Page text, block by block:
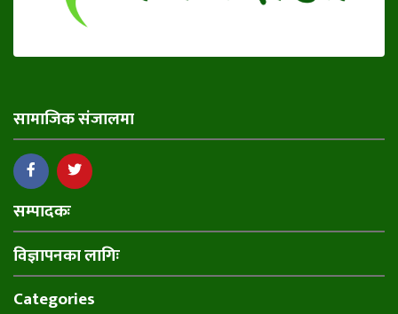
सामाजिक संजालमा
सम्पादकः
विज्ञापनका लागिः
Categories